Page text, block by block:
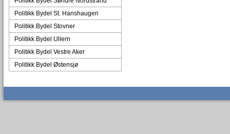
Politikk Bydel St. Hanshaugen
Politikk Bydel Stovner
Politikk Bydel Ullern
Politikk Bydel Vestre Aker
Politikk Bydel Østensjø